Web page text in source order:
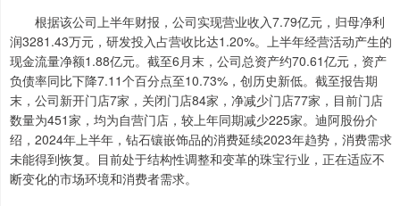
根据该公司上半年财报，公司实现营业收入7.79亿元，归母净利
润3281.43万元，研发投入占营收比达1.20%。上半年经营活动产生的
现金流量净额1.88亿元。截至6月末，公司总资产约70.61亿元，资产
负债率同比下降7.11个百分点至10.73%，创历史新低。截至报告期
末，公司新开门店7家，关闭门店84家，净减少门店77家，目前门店
数量为451家，均为自营门店，较上年同期减少225家。迪阿股份介
绍，2024年上半年，钻石镶嵌饰品的消费延续2023年趋势，消费需求
未能得到恢复。目前处于结构性调整和变革的珠宝行业，正在适应不
断变化的市场环境和消费者需求。